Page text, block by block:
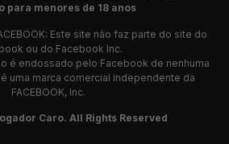
para menores de 18 anos
Este site não faz parte do site do
ou do Facebook Inc.
é endossado pelo Facebook de nenhuma
é uma marca comercial independente da
FACEBOOK, Inc.
Caro. All Rights Reserved